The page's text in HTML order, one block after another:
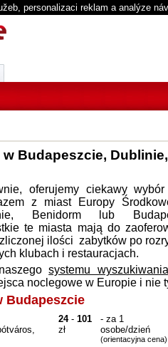
personalizaci reklam a analýze
Budapeszcie, Dublinie,
oferujemy ciekawy
z miast Europy
Benidorm lub
te miasta mają do
ilości zabytków po
klubach i restauracjach.
systemu wyszukiwania
noclegowe w Europie i nie
Budapeszcie
24- 101
zł
- za 1
osobe/dzień
(orientacyjna cena)